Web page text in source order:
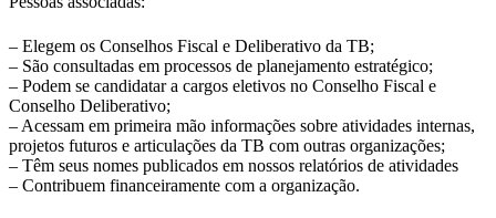
– Elegem os Conselhos Fiscal e Deliberativo da TB;
– São consultadas em processos de planejamento estratégico;
– Podem se candidatar a cargos eletivos no Conselho Fiscal e
Conselho Deliberativo;
– Acessam em primeira mão informações sobre atividades internas,
projetos futuros e articulações da TB com outras organizações;
– Têm seus nomes publicados em nossos relatórios de atividades
– Contribuem financeiramente com a organização.